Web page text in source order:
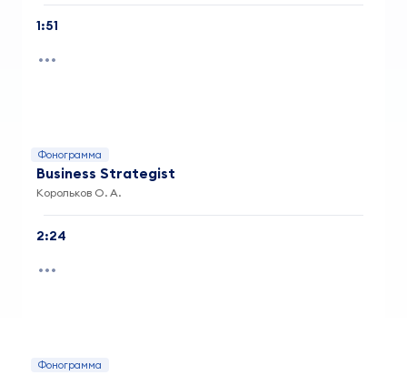
1:51
Фонограмма
Business Strategist
Корольков О. А.
2:24
Фонограмма